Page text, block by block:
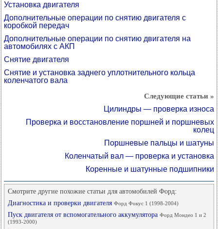
Установка двигателя
Дополнительные операции по снятию двигателя с
коробкой передач
Дополнительные операции по снятию двигателя на
автомобилях с АКП
Снятие двигателя
Снятие и установка заднего уплотнительного кольца
коленчатого вала
Следующие статьи »
Цилиндры — проверка износа
Проверка и восстановление поршней и поршневых
колец
Поршневые пальцы и шатуны
Коленчатый вал — проверка и установка
Коренные и шатунные подшипники
Смотрите другие похожие статьи для автомобилей Форд:
Диагностика и проверки двигателя Форд Фокус 1 (1998-2004)
Пуск двигателя от вспомогательного аккумулятора Форд Мондео 1 и 2
(1993-2000)